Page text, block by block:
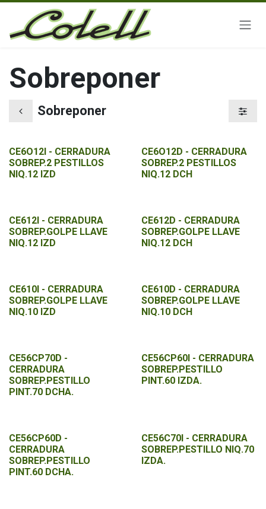
Ir al contenido
Sobreponer
Sobreponer
CE6O12I - CERRADURA
SOBREP.2 PESTILLOS
NIQ.12 IZD
CE6O12D - CERRADURA
SOBREP.2 PESTILLOS
NIQ.12 DCH
CE612I - CERRADURA
SOBREP.GOLPE LLAVE
NIQ.12 IZD
CE612D - CERRADURA
SOBREP.GOLPE LLAVE
NIQ.12 DCH
CE610I - CERRADURA
SOBREP.GOLPE LLAVE
NIQ.10 IZD
CE610D - CERRADURA
SOBREP.GOLPE LLAVE
NIQ.10 DCH
CE56CP70D -
CERRADURA
SOBREP.PESTILLO
PINT.70 DCHA.
CE56CP60I - CERRADURA
SOBREP.PESTILLO
PINT.60 IZDA.
CE56CP60D -
CERRADURA
SOBREP.PESTILLO
PINT.60 DCHA.
CE56C70I - CERRADURA
SOBREP.PESTILLO NIQ.70
IZDA.